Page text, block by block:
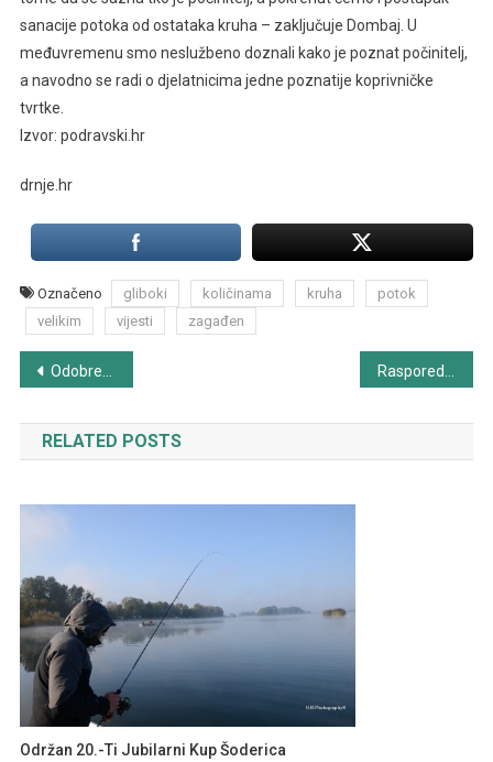
sanacije potoka od ostataka kruha – zaključuje Dombaj. U
međuvremenu smo neslužbeno doznali kako je poznat počinitelj,
a navodno se radi o djelatnicima jedne poznatije koprivničke
tvrtke.
Izvor: podravski.hr
drnje.hr
Označeno gliboki količinama kruha
potok
velikim
vijesti zagađen
Navigacija
objava
Odobren naknadni upis ulova za ribiče koji nemaju aplikaciju mRibič
RELATED POSTS
Održan 20.-Ti Jubilarni Kup Šoderica